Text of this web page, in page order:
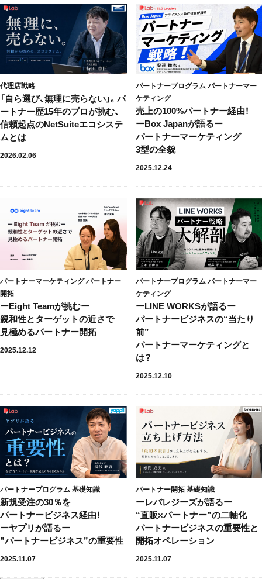
代理店戦略
「自ら選び、無理に売らない」。パ
ートナー歴15年のプロが挑む、
信頼起点のNetSuiteエコシステ
ムとは
2026.02.06
パートナープログラム パートナーマー
ケティング
売上の100%パートナー経由！
ーBox Japanが語るー
パートナーマーケティング
3型の全貌
2025.12.24
パートナーマーケティング パートナー
開拓
ーEight Teamが挑むー
親和性とターゲットの近さで
見極めるパートナー開拓
2025.12.12
パートナープログラム パートナーマー
ケティング
ーLINE WORKSが語るー
パートナービジネスの“当たり
前”
パートナーマーケティングと
は？
2025.12.10
パートナープログラム 基礎知識
新規受注の30％を
パートナービジネス経由！
ーヤプリが語るー
”パートナービジネス”の重要性
2025.11.07
パートナー開拓 基礎知識
ーレバレジーズが語るー
“直販×パートナー”の二軸化
パートナービジネスの重要性と
開拓オペレーション
2025.11.07